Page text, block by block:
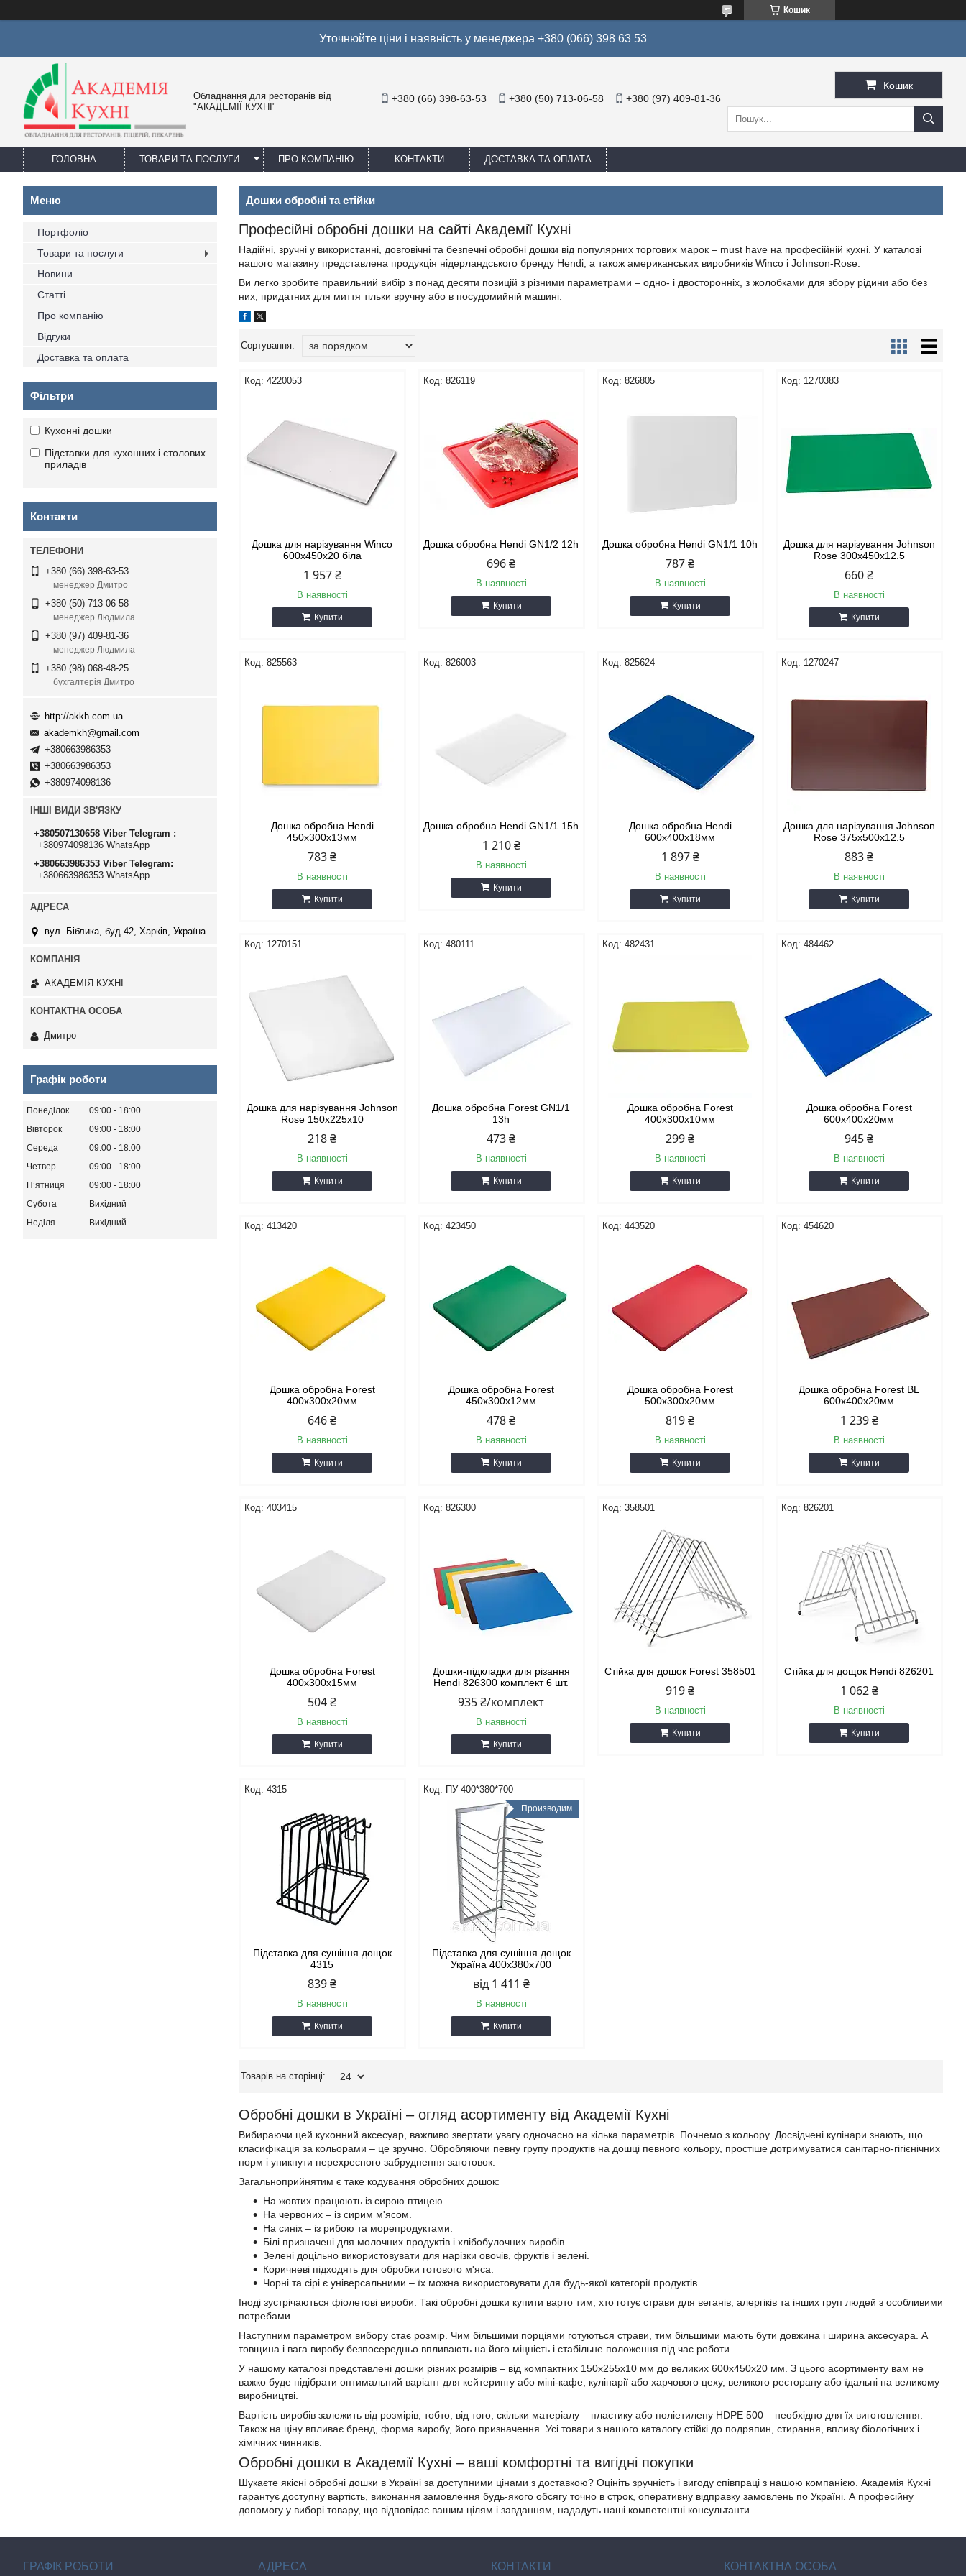
Кошик
Уточнюйте ціни і наявність у менеджера +380 (066) 398 63 53
Обладнання для ресторанів від
"АКАДЕМІЇ КУХНІ"
+380 (66) 398-63-53 +380 (50) 713-06-58 +380 (97) 409-81-36
Кошик
ГОЛОВНА ТОВАРИ ТА ПОСЛУГИ ПРО КОМПАНІЮ КОНТАКТИ ДОСТАВКА ТА ОПЛАТА
Дошки обробні та стійки
Професійні обробні дошки на сайті Академії Кухні
Надійні, зручні у використанні, довговічні та безпечні обробні дошки від популярних торгових марок – must have на професійній кухні. У каталозі
нашого магазину представлена продукція нідерландського бренду Hendi, а також американських виробників Winco і Johnson-Rose.
Ви легко зробите правильний вибір з понад десяти позицій з різними параметрами – одно- і двосторонніх, з жолобками для збору рідини або без
них, придатних для миття тільки вручну або в посудомийній машині.
4220053
Дошка для нарізування Winco
600х450х20 біла
1 957 ₴
В наявності
Купити
826119
Дошка обробна Hendi GN1/2 12h
696 ₴
В наявності
Купити
826805
Дошка обробна Hendi GN1/1 10h
787 ₴
В наявності
Купити
1270383
Дошка для нарізування Johnson
Rose 300х450х12.5
660 ₴
В наявності
Купити
825563
Дошка обробна Hendi
450х300х13мм
783 ₴
В наявності
Купити
826003
Дошка обробна Hendi GN1/1 15h
1 210 ₴
В наявності
Купити
825624
Дошка обробна Hendi
600х400х18мм
1 897 ₴
В наявності
Купити
1270247
Дошка для нарізування Johnson
Rose 375х500х12.5
883 ₴
В наявності
Купити
1270151
Дошка для нарізування Johnson
Rose 150х225х10
218 ₴
В наявності
Купити
480111
Дошка обробна Forest GN1/1
13h
473 ₴
В наявності
Купити
482431
Дошка обробна Forest
400х300х10мм
299 ₴
В наявності
Купити
484462
Дошка обробна Forest
600х400х20мм
945 ₴
В наявності
Купити
413420
Дошка обробна Forest
400х300х20мм
646 ₴
В наявності
Купити
423450
Дошка обробна Forest
450х300х12мм
478 ₴
В наявності
Купити
443520
Дошка обробна Forest
500х300х20мм
819 ₴
В наявності
Купити
454620
Дошка обробна Forest BL
600х400х20мм
1 239 ₴
В наявності
Купити
403415
Дошка обробна Forest
400х300х15мм
504 ₴
В наявності
Купити
826300
Дошки-підкладки для різання
Hendi 826300 комплект 6 шт.
935 ₴/комплект
В наявності
Купити
358501
Стійка для дошок Forest 358501
919 ₴
В наявності
Купити
826201
Стійка для дощок Hendi 826201
1 062 ₴
В наявності
Купити
4315
Підставка для сушіння дощок
4315
839 ₴
В наявності
Купити
ПУ-400*380*700
Производим
Підставка для сушіння дощок
Україна 400х380х700
від 1 411 ₴
В наявності
Купити
Обробні дошки в Україні – огляд асортименту від Академії Кухні
Вибираючи цей кухонний аксесуар, важливо звертати увагу одночасно на кілька параметрів. Почнемо з кольору. Досвідчені кулінари знають, що
класифікація за кольорами – це зручно. Обробляючи певну групу продуктів на дошці певного кольору, простіше дотримуватися санітарно-гігієнічних
норм і уникнути перехресного забруднення заготовок.
Загальноприйнятим є таке кодування обробних дошок:
На жовтих працюють із сирою птицею.
На червоних – із сирим м'ясом.
На синіх – із рибою та морепродуктами.
Білі призначені для молочних продуктів і хлібобулочних виробів.
Зелені доцільно використовувати для нарізки овочів, фруктів і зелені.
Коричневі підходять для обробки готового м'яса.
Чорні та сірі є універсальними – їх можна використовувати для будь-якої категорії продуктів.
Іноді зустрічаються фіолетові вироби. Такі обробні дошки купити варто тим, хто готує страви для веганів, алергіків та інших груп людей з особливими
потребами.
Наступним параметром вибору стає розмір. Чим більшими порціями готуються страви, тим більшими мають бути довжина і ширина аксесуара. А
товщина і вага виробу безпосередньо впливають на його міцність і стабільне положення під час роботи.
У нашому каталозі представлені дошки різних розмірів – від компактних 150х255х10 мм до великих 600х450х20 мм. З цього асортименту вам не
важко буде підібрати оптимальний варіант для кейтерингу або міні-кафе, кулінарії або харчового цеху, великого ресторану або їдальні на великому
виробництві.
Вартість виробів залежить від розмірів, тобто, від того, скільки матеріалу – пластику або поліетилену HDPE 500 – необхідно для їх виготовлення.
Також на ціну впливає бренд, форма виробу, його призначення. Усі товари з нашого каталогу стійкі до подряпин, стирання, впливу біологічних і
хімічних чинників.
Обробні дошки в Академії Кухні – ваші комфортні та вигідні покупки
Шукаєте якісні обробні дошки в Україні за доступними цінами з доставкою? Оцініть зручність і вигоду співпраці з нашою компанією. Академія Кухні
гарантує доступну вартість, виконання замовлення будь-якого обсягу точно в строк, оперативну відправку замовлень по Україні. А професійну
допомогу у виборі товару, що відповідає вашим цілям і завданням, нададуть наші компетентні консультанти.
Портфоліо
Товари та послуги
Новини
Статті
Про компанію
Відгуки
Доставка та оплата
Фільтри
Кухонні дошки
Підставки для кухонних і столових
приладів
Контакти
+380 (66) 398-63-53
менеджер Дмитро
+380 (50) 713-06-58
менеджер Людмила
+380 (97) 409-81-36
менеджер Людмила
+380 (98) 068-48-25
бухгалтерія Дмитро
http://akkh.com.ua
akademkh@gmail.com
+380663986353
+380663986353
+380974098136
ІНШІ ВИДИ ЗВ'ЯЗКУ
+380507130658 Viber Telegram
+380974098136 WhatsApp
+380663986353 Viber Telegram
+380663986353 WhatsApp
вул. Біблика, буд 42, Харків, Україна
АКАДЕМІЯ КУХНІ
Дмитро
Графік роботи
Понеділок 09:00
18:00
Вівторок
09:00
18:00
Середа
09:00
18:00
Четвер
09:00
18:00
Пʼятниця
09:00
18:00
Субота
Вихідний
Неділя
Вихідний
ГРАФІК РОБОТИ